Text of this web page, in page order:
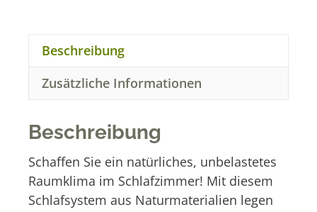
e
Beschreibung
Zusätzliche Informationen
Beschreibung
Schaffen Sie ein natürliches, unbelastetes
Raumklima im Schlafzimmer! Mit diesem
Schlafsystem aus Naturmaterialien legen